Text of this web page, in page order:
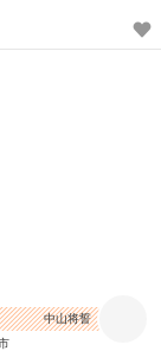
中山将誓